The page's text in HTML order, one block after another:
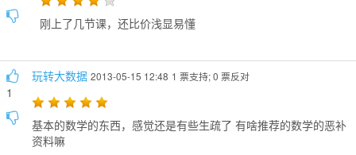
刚上了几节课，还比价浅显易懂
1
玩转大数据 2013-05-15 12:48 1 票支持; 0 票反对
基本的数学的东西，感觉还是有些生疏了 有啥推荐的数学的恶补
资料嘛